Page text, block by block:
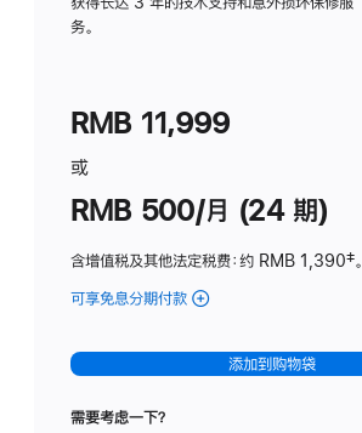
务。
RMB 11,999
或
RMB 500/月 (24 期)
含增值税及其他法定税费：约 RMB 1,390脚
‡。
可享免息分期付款 (Studio
-
标
添加到购物袋
需要考虑一下？